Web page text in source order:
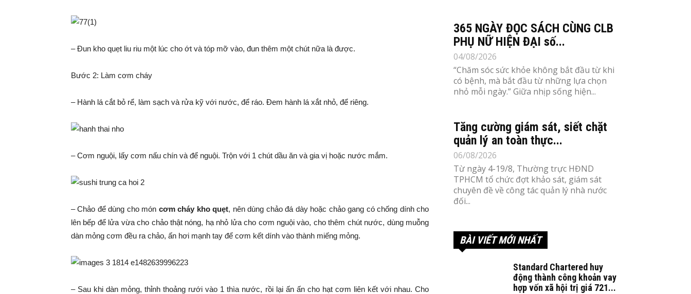
– Đun kho quẹt liu riu một lúc cho ớt và tóp mỡ vào, đun thêm một chút nữa là được.
Bước 2: Làm cơm cháy
– Hành lá cắt bỏ rể, làm sạch và rửa kỹ với nước, để ráo. Đem hành lá xắt nhỏ, để riêng.
– Cơm nguội, lấy cơm nấu chín và để nguội. Trộn với 1 chút dầu ăn và gia vị hoặc nước mắm.
– Chảo để dùng cho món cơm cháy kho quẹt, nên dùng chảo đá dày hoặc chảo gang có chống dính cho
lên bếp để lửa vừa cho chảo thật nóng, hạ nhỏ lửa cho cơm nguội vào, cho thêm chút nước, dùng muỗng
dàn mỏng cơm đều ra chảo, ấn hơi mạnh tay để cơm kết dính vào thành miếng mỏng.
– Sau khi dàn mỏng, thỉnh thoảng rưới vào 1 thìa nước, rồi lại ấn ấn cho hạt cơm liên kết với nhau. Cho
365 NGÀY ĐỌC SÁCH CÙNG CLB
PHỤ NỮ HIỆN ĐẠI số...
04/08/2026
“Chăm sóc sức khỏe không bắt đầu từ khi
có bệnh, mà bắt đầu từ những lựa chọn
nhỏ mỗi ngày.” Giữa nhịp sống hiện...
Tăng cường giám sát, siết chặt
quản lý an toàn thực...
06/08/2026
Từ ngày 4-19/8, Thường trực HĐND
TPHCM tổ chức đợt khảo sát, giám sát
chuyên đề về công tác quản lý nhà nước
đối...
BÀI VIẾT MỚI NHẤT
Standard Chartered huy
động thành công khoản vay
hợp vốn xã hội trị giá 721...